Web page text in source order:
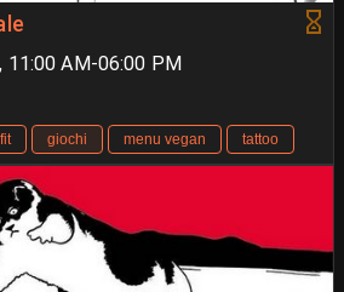
11:00 AM-06:00 PM
giochi menu vegan tattoo